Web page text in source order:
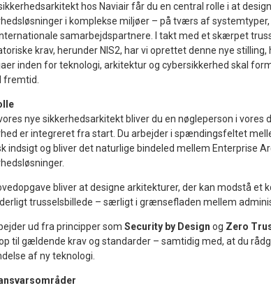
hos Naviair får du en central rolle i at
i komplekse miljøer – på tværs af
samarbejdspartnere. I takt med et skærpet
krav, herunder NIS2, har vi oprettet denne nye
inden for teknologi, arkitektur og cybersikkerhed skal
fremtid.
nye sikkerhedsarkitekt bliver du en nøgleperson i
er integreret fra start. Du arbejder i spændingsfeltet
indsigt og bliver det naturlige bindeled mellem Enterprise
bliver at designe arkitekturer, der kan modstå et
trusselsbillede – særligt i grænsefladen mellem
ud fra principper som Security by Design og Zero
til gældende krav og standarder – samtidig med, at du
af ny teknologi.